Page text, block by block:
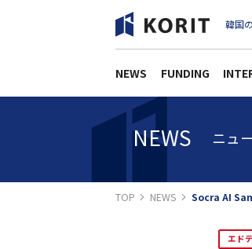
韓国
NEWS FUNDING
NEWS ニュ
TOP NEWS Socra AI
エド